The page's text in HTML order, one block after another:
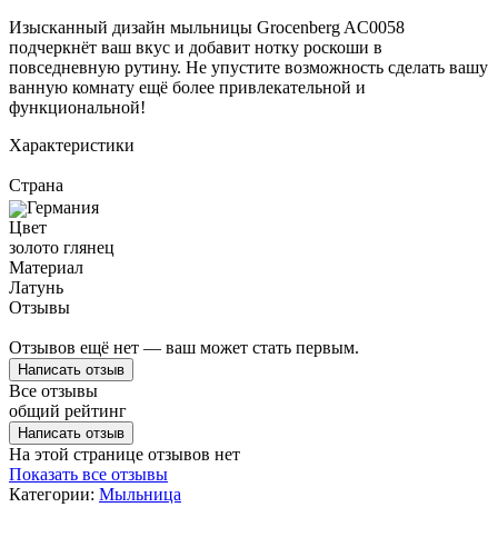
Изысканный дизайн мыльницы Grocenberg AC0058
подчеркнёт ваш вкус и добавит нотку роскоши в
повседневную рутину. Не упустите возможность сделать вашу
ванную комнату ещё более привлекательной и
функциональной!
Характеристики
Страна
Германия
Цвет
золото глянец
Материал
Латунь
Отзывы
Отзывов ещё нет — ваш может стать первым.
Написать отзыв
Все отзывы
общий рейтинг
Написать отзыв
На этой странице отзывов нет
Показать все отзывы
Категории: Мыльница